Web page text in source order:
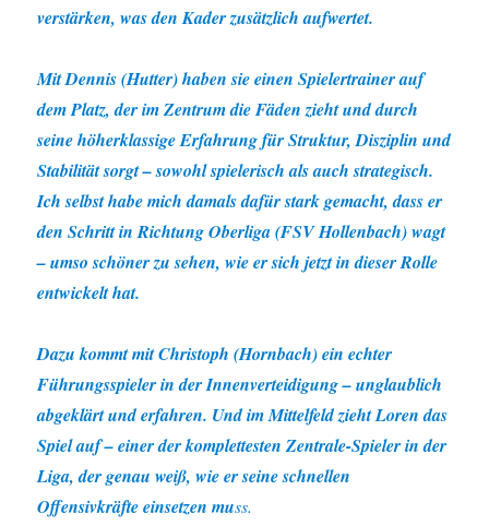
verstärken, was den Kader zusätzlich aufwertet.
Mit Dennis (Hutter) haben sie einen Spielertrainer auf
dem Platz, der im Zentrum die Fäden zieht und durch
seine höherklassige Erfahrung für Struktur, Disziplin und
Stabilität sorgt – sowohl spielerisch als auch strategisch.
Ich selbst habe mich damals dafür stark gemacht, dass er
den Schritt in Richtung Oberliga (FSV Hollenbach) wagt
– umso schöner zu sehen, wie er sich jetzt in dieser Rolle
entwickelt hat.
Dazu kommt mit Christoph (Hornbach) ein echter
Führungsspieler in der Innenverteidigung – unglaublich
abgeklärt und erfahren. Und im Mittelfeld zieht Loren das
Spiel auf – einer der komplettesten Zentrale-Spieler in der
Liga, der genau weiß, wie er seine schnellen
Offensivkräfte einsetzen muss.